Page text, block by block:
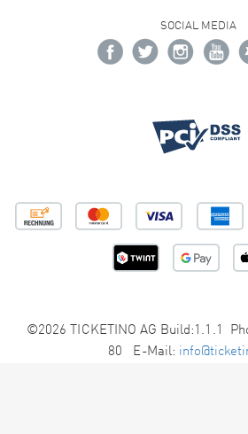
SOCIAL MEDIA
©2026 TICKETINO AG Build:1.1.1
80 E-Mail: